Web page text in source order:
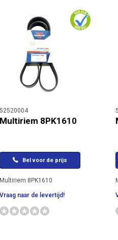
52520004
Multiriem 8PK1610
Bel voor de prijs
Multiriem 8PK1610
Vraag naar de levertijd!